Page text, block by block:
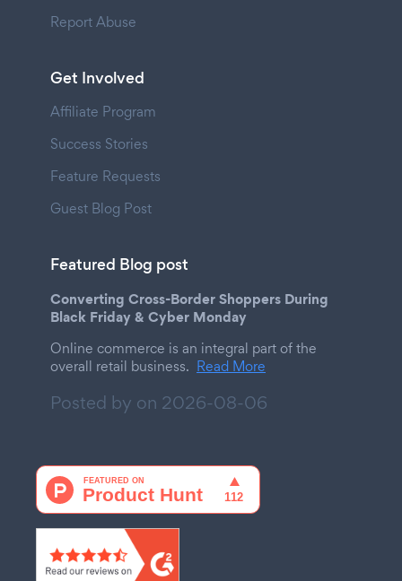
Report Abuse
Get Involved
Affiliate Program
Success Stories
Feature Requests
Guest Blog Post
Featured Blog post
Converting Cross-Border Shoppers During
Black Friday & Cyber Monday
Online commerce is an integral part of the
overall retail business. Read More
Posted by on 2026-08-06